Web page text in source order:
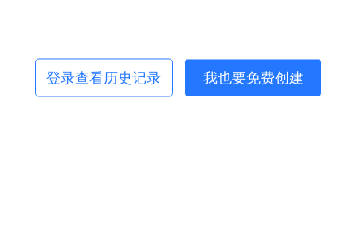
登录查看历史记录 我也要免费创建